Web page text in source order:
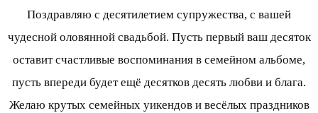
Поздравляю с десятилетием супружества, с вашей
чудесной оловянной свадьбой. Пусть первый ваш десяток
оставит счастливые воспоминания в семейном альбоме,
пусть впереди будет ещё десятков десять любви и блага.
Желаю крутых семейных уикендов и весёлых праздников